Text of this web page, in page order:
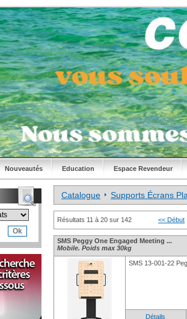
Nouveautés Education Espace Revendeur
Catalogue Supports Écrans
Résultats 11 à 20 sur 142 << Début
SMS Peggy One Engaged Meeting ...
Mobile. Poids max 30kg
SMS 13-001-22
Détails